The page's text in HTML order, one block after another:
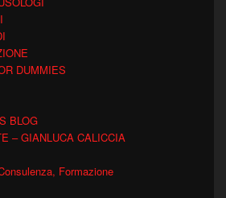
DUMMIES
BLOG
– GIANLUCA CALICCIA
Formazione